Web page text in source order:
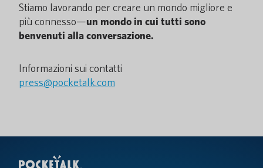
Stiamo lavorando per creare un mondo migliore e
più connesso—un mondo in cui tutti sono
benvenuti alla conversazione.
Informazioni sui contatti
press@pocketalk.com